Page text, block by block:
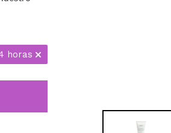
horas